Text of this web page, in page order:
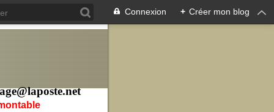
Connexion + Créer mon blog